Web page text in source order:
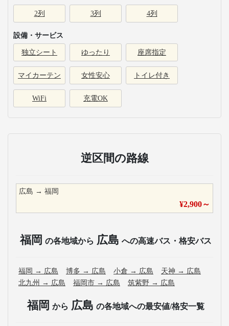
2列 3列 4列
設備・サービス
独立シート ゆったり 座席指定
マイカーテン 女性安心 トイレ付き
WiFi 充電OK
逆区間の路線
広島 → 福岡
¥2,900～
福岡 の各地域から 広島 への高速バス・格安バス
福岡 → 広島 博多 → 広島 小倉 → 広島 天神 → 広島
北九州 → 広島 福岡市 → 広島 筑紫野 → 広島
福岡 から 広島 の各地域への最安値/格安一覧